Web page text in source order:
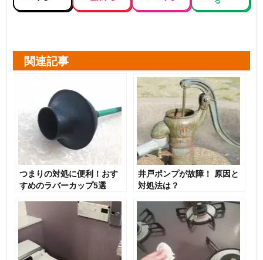
関連記事
つまりの対処に便利！おす
すめのラバーカップ5選
井戸ポンプが故障！ 原因と
対処法は？